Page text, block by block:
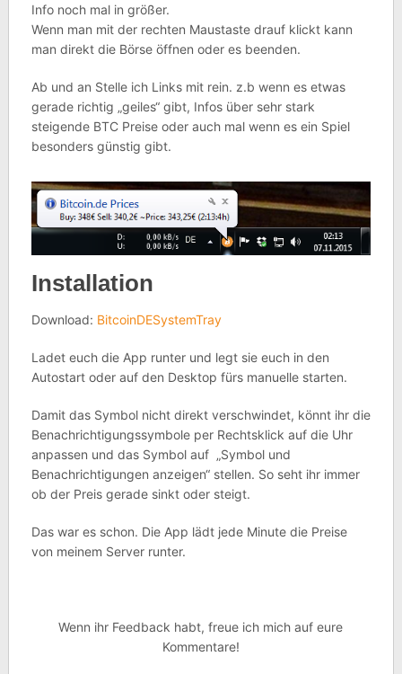
Info noch mal in größer.
Wenn man mit der rechten Maustaste drauf klickt kann
man direkt die Börse öffnen oder es beenden.
Ab und an Stelle ich Links mit rein. z.b wenn es etwas
gerade richtig „geiles“ gibt, Infos über sehr stark
steigende BTC Preise oder auch mal wenn es ein Spiel
besonders günstig gibt.
Installation
Download: BitcoinDESystemTray
Ladet euch die App runter und legt sie euch in den
Autostart oder auf den Desktop fürs manuelle starten.
Damit das Symbol nicht direkt verschwindet, könnt ihr die
Benachrichtigungssymbole per Rechtsklick auf die Uhr
anpassen und das Symbol auf „Symbol und
Benachrichtigungen anzeigen“ stellen. So seht ihr immer
ob der Preis gerade sinkt oder steigt.
Das war es schon. Die App lädt jede Minute die Preise
von meinem Server runter.
Wenn ihr Feedback habt, freue ich mich auf eure
Kommentare!